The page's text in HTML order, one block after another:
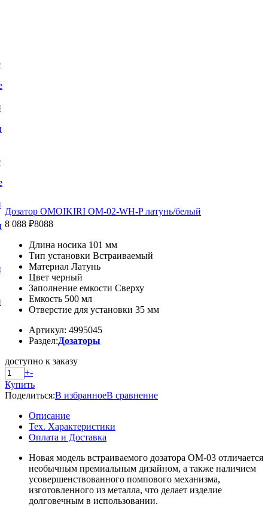
Дозатор OMOIKIRI OM-02-WH-P латунь/белый
8 088 ₽8088
Длина носика 101 мм
Тип установки Встраиваемый
Материал Латунь
Цвет черный
Заполнение емкости Сверху
Емкость 500 мл
Отверстие для установки 35 мм
Артикул: 4995045
Раздел:Дозаторы
доступно к заказу
+-
Купить
Поделиться:В избранноеВ сравнение
Описание
Тех. Характеристики
Оплата и Доставка
Новая модель встраиваемого дозатора OM-03 отличается
необычным премиальным дизайном, а также наличием
усовершенствованного помпового механизма,
изготовленного из металла, что делает изделие
долговечным в использовании.